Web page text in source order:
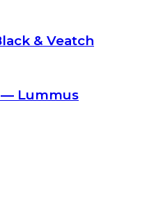
& Veatch
— Lummus